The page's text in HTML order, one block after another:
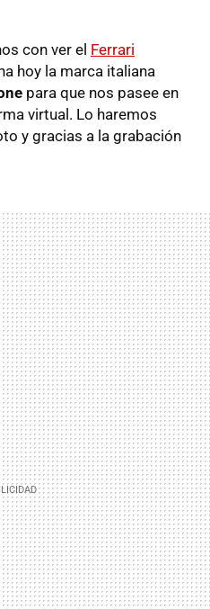
con ver el Ferrari
hoy la marca italiana
para que nos pasee en
virtual. Lo haremos
y gracias a la grabación